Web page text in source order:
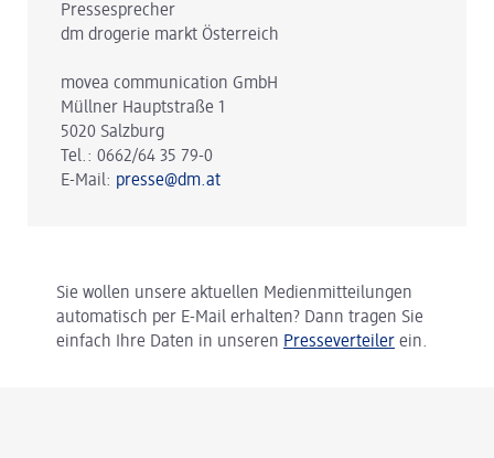
Pressesprecher
dm drogerie markt Österreich
movea communication GmbH
Müllner Hauptstraße 1
5020 Salzburg
Tel.: 0662/64 35 79-0
E-Mail: presse@dm.at
Sie wollen unsere aktuellen Medienmitteilungen
automatisch per E-Mail erhalten? Dann tragen Sie
einfach Ihre Daten in unseren Presseverteiler ein.